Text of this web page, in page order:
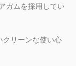
ガムを採用してい
リーンな使い心